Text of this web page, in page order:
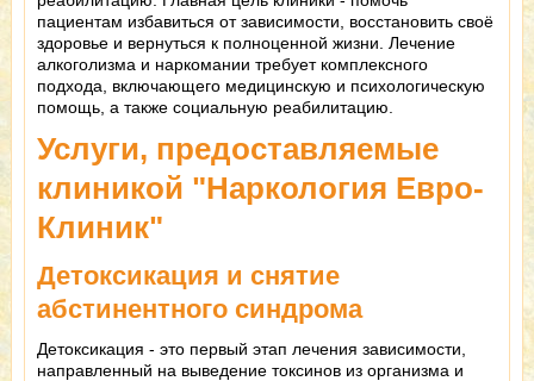
пациентам избавиться от зависимости, восстановить своё
здоровье и вернуться к полноценной жизни. Лечение
алкоголизма и наркомании требует комплексного
подхода, включающего медицинскую и психологическую
помощь, а также социальную реабилитацию.
Услуги, предоставляемые
клиникой "Наркология Евро-
Клиник"
Детоксикация и снятие
абстинентного синдрома
Детоксикация - это первый этап лечения зависимости,
направленный на выведение токсинов из организма и